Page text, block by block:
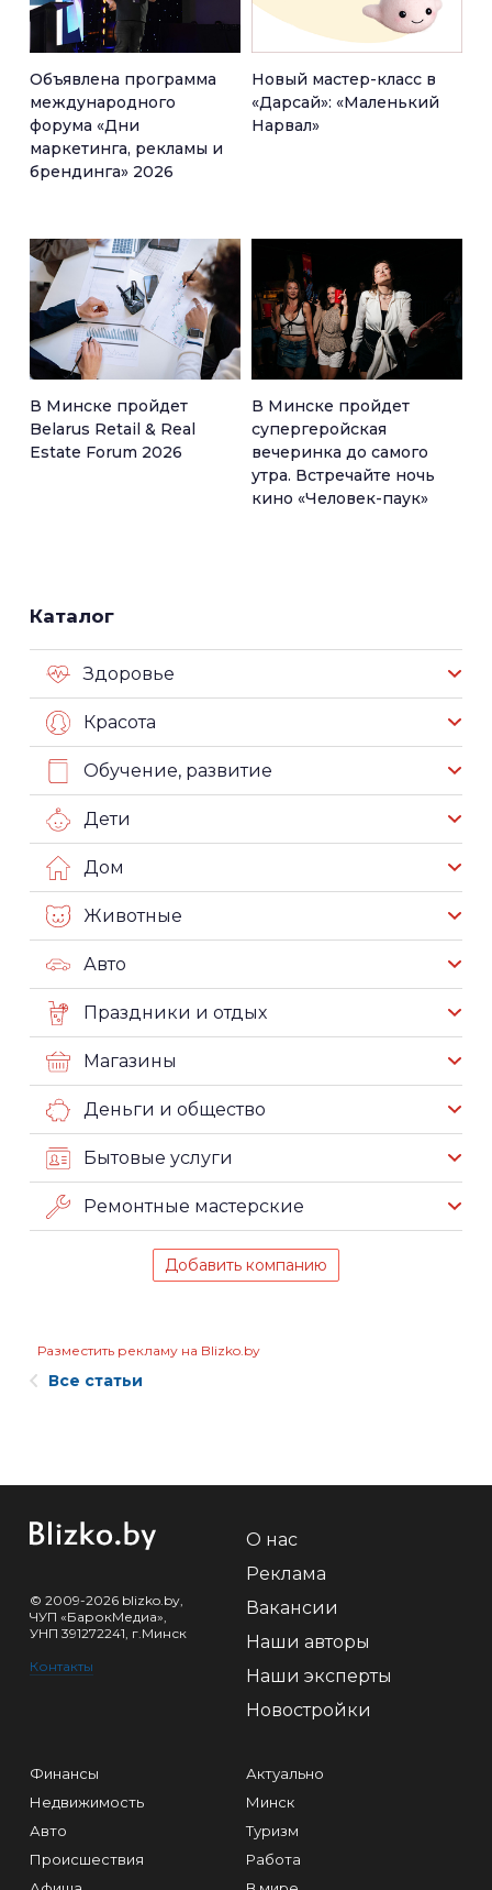
Объявлена программа
международного
форума «Дни
маркетинга, рекламы и
брендинга» 2026
Новый мастер-класс в
«Дарсай»: «Маленький
Нарвал»
В Минске пройдет
Belarus Retail & Real
Estate Forum 2026
В Минске пройдет
супергеройская
вечеринка до самого
утра. Встречайте ночь
кино «Человек-паук»
Каталог
Здоровье
Красота
Обучение, развитие
Дети
Дом
Животные
Авто
Праздники и отдых
Магазины
Деньги и общество
Бытовые услуги
Ремонтные мастерские
Добавить компанию
Разместить рекламу на Blizko.by
Все статьи
© 2009-2026 blizko.by,
ЧУП «БарокМедиа»,
УНП 391272241, г.Минск
Контакты
О нас
Реклама
Вакансии
Наши авторы
Наши эксперты
Новостройки
Финансы
Недвижимость
Авто
Происшествия
Актуально
Минск
Туризм
Работа